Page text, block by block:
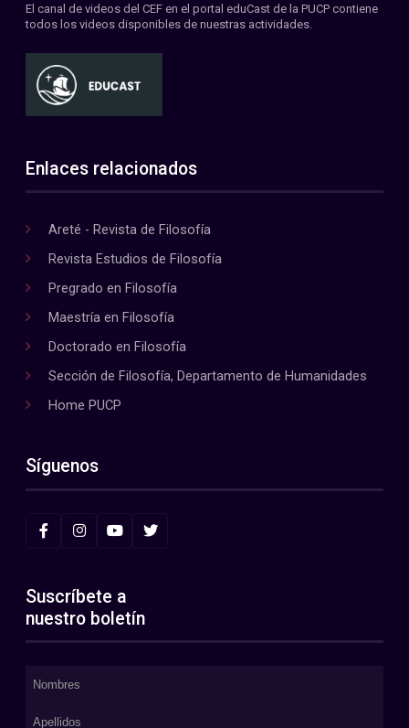
El canal de videos del CEF en el portal eduCast de la PUCP contiene
todos los videos disponibles de nuestras actividades.
Enlaces relacionados
Areté - Revista de Filosofía
Revista Estudios de Filosofía
Pregrado en Filosofía
Maestría en Filosofía
Doctorado en Filosofía
Sección de Filosofía, Departamento de Humanidades
Home PUCP
Síguenos
Suscríbete a
nuestro boletín